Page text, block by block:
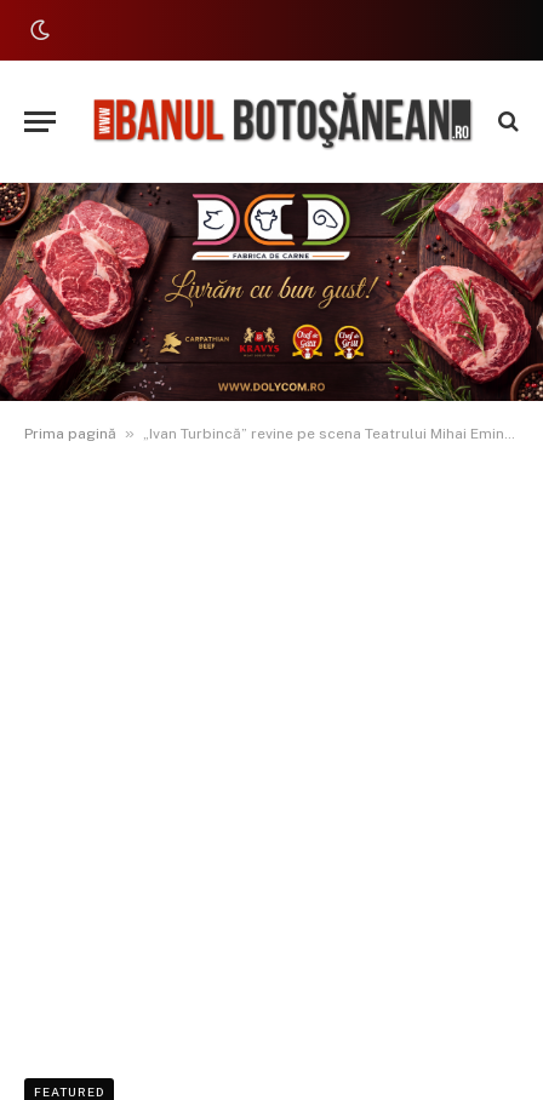
Prima pagină » „Ivan Turbincă” revine pe scena Teatrului Mihai Eminescu din Botoșani
FEATURED